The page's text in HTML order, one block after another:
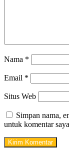
Nama *
Email *
Situs Web
Simpan nama,
untuk komentar